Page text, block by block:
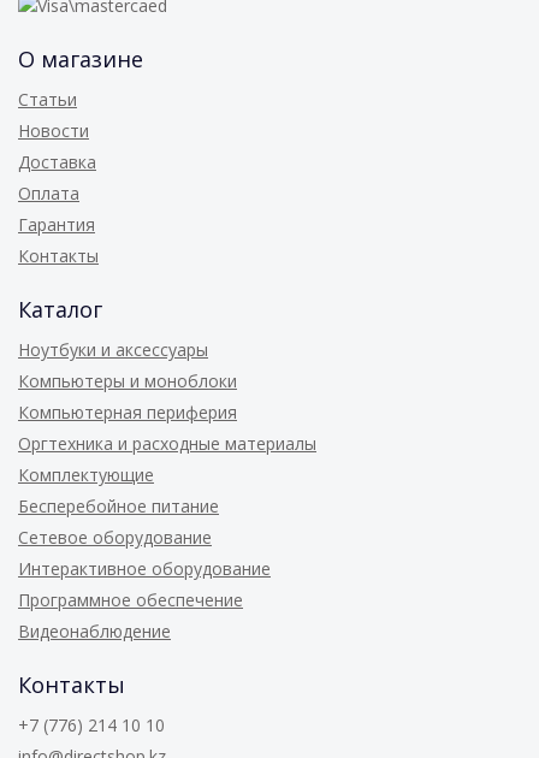
О магазине
Статьи
Новости
Доставка
Оплата
Гарантия
Контакты
Каталог
Ноутбуки и аксессуары
Компьютеры и моноблоки
Компьютерная периферия
Оргтехника и расходные материалы
Комплектующие
Бесперебойное питание
Сетевое оборудование
Интерактивное оборудование
Программное обеспечение
Видеонаблюдение
Контакты
+7 (776) 214 10 10